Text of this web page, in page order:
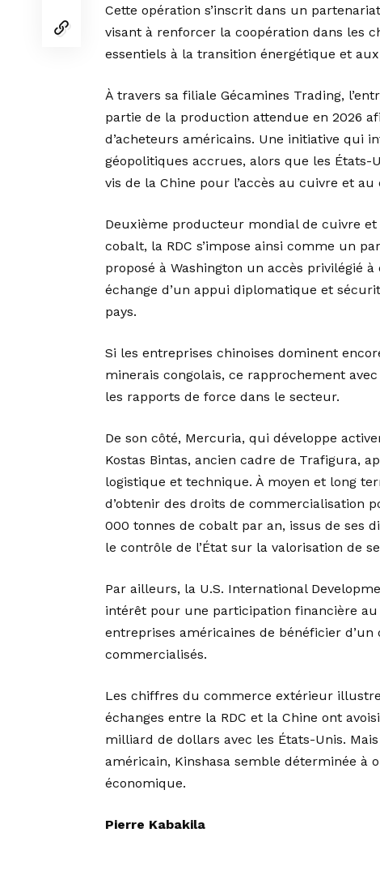
Cette opération s’inscrit dans un
visant à renforcer la coopération dans les
essentiels à la transition énergétique et
À travers sa filiale Gécamines Trading,
partie de la production attendue en 2026
d’acheteurs américains. Une initiative qui
géopolitiques accrues, alors que les
vis de la Chine pour l’accès au cuivre et au
Deuxième producteur mondial de cuivre
cobalt, la RDC s’impose ainsi comme un
proposé à Washington un accès privilégié
échange d’un appui diplomatique et
pays.
Si les entreprises chinoises dominent
minerais congolais, ce rapprochement
les rapports de force dans le secteur.
De son côté, Mercuria, qui développe
Kostas Bintas, ancien cadre de Trafigura,
logistique et technique. À moyen et long
d’obtenir des droits de commercialisation
000 tonnes de cobalt par an, issus de ses
le contrôle de l’État sur la valorisation de
Par ailleurs, la U.S. International
intérêt pour une participation financière
entreprises américaines de bénéficier
commercialisés.
Les chiffres du commerce extérieur
échanges entre la RDC et la Chine ont
milliard de dollars avec les États-Unis.
américain, Kinshasa semble déterminée à
économique.
Pierre Kabakila